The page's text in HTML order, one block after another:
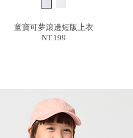
童寶可夢滾邊短版上衣
NT.199